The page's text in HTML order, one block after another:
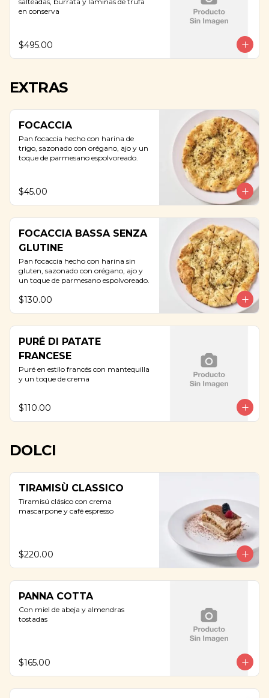
en conserva
$495.00
EXTRAS
FOCACCIA
Pan focaccia hecho con harina de
trigo, sazonado con orégano, ajo y un
toque de parmesano espolvoreado.
$45.00
FOCACCIA BASSA SENZA
GLUTINE
Pan focaccia hecho con harina sin
gluten, sazonado con orégano, ajo y
un toque de parmesano espolvoreado.
$130.00
PURÉ DI PATATE
FRANCESE
Puré en estilo francés con mantequilla
y un toque de crema
$110.00
DOLCI
TIRAMISÙ CLASSICO
Tiramisú clásico con crema
mascarpone y café espresso
$220.00
PANNA COTTA
Con miel de abeja y almendras
tostadas
$165.00